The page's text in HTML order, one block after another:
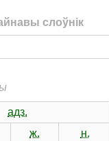
слоўнік
адз.
ж. н.